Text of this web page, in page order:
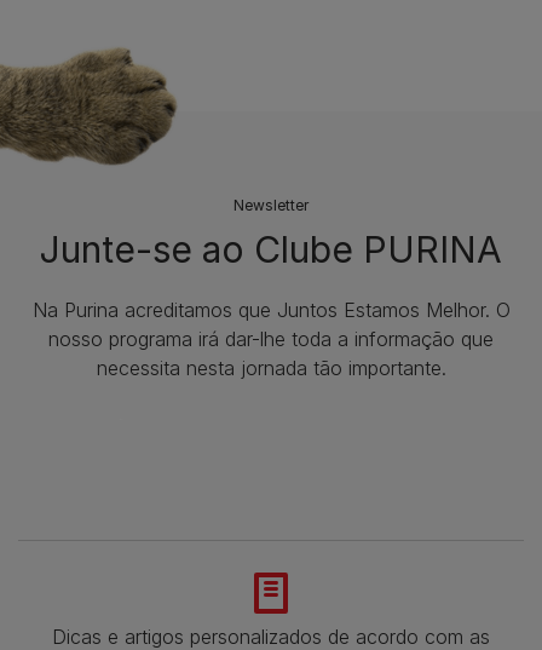
Newsletter
Junte-se ao Clube PURINA
Na Purina acreditamos que Juntos Estamos Melhor. O
nosso programa irá dar-lhe toda a informação que
necessita nesta jornada tão importante.
Dicas e artigos personalizados de acordo com as